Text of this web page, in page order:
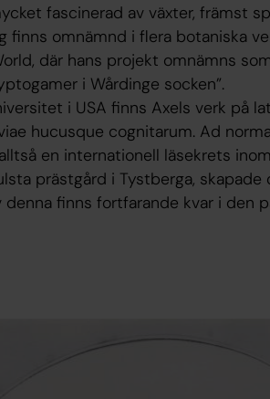
fascinerad av växter, främst
finns omnämnd i flera botaniska
där hans projekt omnämns
i Wårdinge socken”.
i USA finns Axels verk på
hucusque cognitarum. Ad
en internationell läsekrets
prästgård i Tystberga,
denna finns fortfarande kvar i den